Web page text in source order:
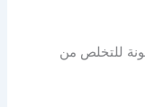
للتخلص من